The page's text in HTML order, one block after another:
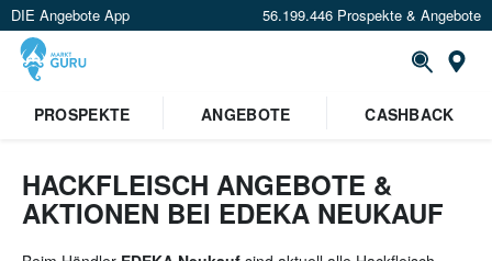
DIE Angebote App 56.199.446 Prospekte & Angebote
Standort festlegen
PROSPEKTE ANGEBOTE CASHBACK
HACKFLEISCH ANGEBOTE &
AKTIONEN BEI EDEKA NEUKAUF